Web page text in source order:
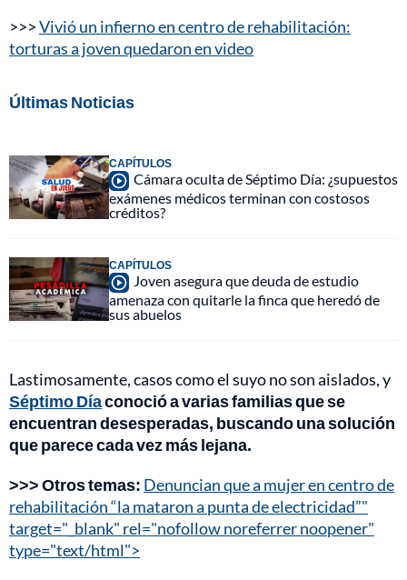
>>>Vivió un infierno en centro de rehabilitación:
torturas a joven quedaron en video
Últimas Noticias
CAPÍTULOS
Cámara oculta de Séptimo Día: ¿supuestos
exámenes médicos terminan con costosos
créditos?
CAPÍTULOS
Joven asegura que deuda de estudio
amenaza con quitarle la finca que heredó de
sus abuelos
Lastimosamente, casos como el suyo no son aislados, y
Séptimo Díaconoció a varias familias que se
encuentran desesperadas, buscando una solución
que parece cada vez más lejana.
>>> Otros temas: Denuncian que a mujer en centro de
rehabilitación “la mataron a punta de electricidad”"
target="_blank" rel="nofollow noreferrer noopener"
type="text/html">